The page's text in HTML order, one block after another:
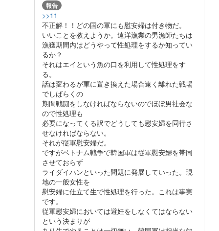
報告
>>11
不正解！！どの国の軍にも慰安婦は付き物だ。
いいことを教えようか。遠洋漁業の男漁師たちは
漁獲期間内はどうやって性処理をするか知ってい
るか？
それはエイという魚の口を利用して性処理をす
る。
話は変わるが軍に置き換えた場合遠く離れた戦場
でしばらくの
期間戦闘をしなければならないのでほぼ男社会な
ので性処理も
必要になってくる訳でどうしても慰安婦を同行さ
せなければならない。
それが従軍慰安婦だ。
ですがベトナム戦争で韓国軍は従軍慰安婦を帯同
させておらず
ライダイハンといった問題に発展していった。現
地の一般女性を
慰安婦に仕立て生で性処理を行った。これは事実
です。
従軍慰安婦においては避妊をしなくてはならない
という決まりが